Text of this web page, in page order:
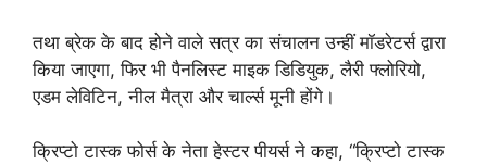
तथा ब्रेक के बाद होने वाले सत्र का संचालन उन्हीं मॉडरेटर्स द्वारा
किया जाएगा, फिर भी पैनलिस्ट माइक डिडियुक, लैरी फ्लोरियो,
एडम लेविटिन, नील मैत्रा और चार्ल्स मूनी होंगे।
क्रिप्टो टास्क फोर्स के नेता हेस्टर पीयर्स ने कहा, “क्रिप्टो टास्क